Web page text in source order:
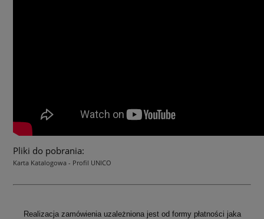
Pliki do pobrania:
Karta Katalogowa - Profil UNICO
Realizacja zamówienia uzależniona jest od formy płatności jaka